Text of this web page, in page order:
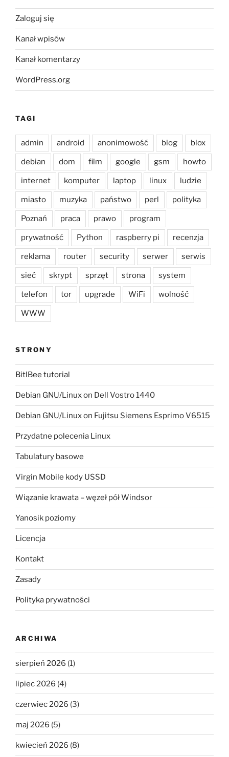
Zaloguj się
Kanał wpisów
Kanał komentarzy
WordPress.org
TAGI
admin android anonimowość blog blox
debian dom film google gsm howto
internet komputer laptop linux ludzie
miasto muzyka państwo perl polityka
Poznań praca prawo program
prywatność Python raspberry pi recenzja
reklama router security serwer serwis
sieć skrypt sprzęt strona system
telefon tor upgrade WiFi wolność
WWW
STRONY
BitlBee tutorial
Debian GNU/Linux on Dell Vostro 1440
Debian GNU/Linux on Fujitsu Siemens Esprimo V6515
Przydatne polecenia Linux
Tabulatury basowe
Virgin Mobile kody USSD
Wiązanie krawata – węzeł pół Windsor
Yanosik poziomy
Licencja
Kontakt
Zasady
Polityka prywatności
ARCHIWA
sierpień 2026 (1)
lipiec 2026 (4)
czerwiec 2026 (3)
maj 2026 (5)
kwiecień 2026 (8)